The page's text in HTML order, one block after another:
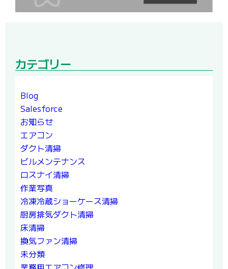
カテゴリー
Blog
Salesforce
お知らせ
エアコン
ダクト清掃
ビルメンテナンス
ロスナイ清掃
作業写真
冷凍冷蔵ショーケース清掃
厨房排気ダクト清掃
床清掃
換気ファン清掃
未分類